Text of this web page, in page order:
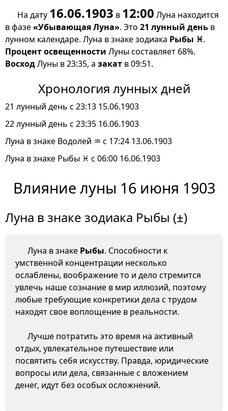
На дату 16.06.1903 в 12:00 Луна находится
в фазе«Убывающая Луна». Это 21 лунный день в
лунном календаре. Луна в знаке зодиака Рыбы ♓.
Процент освещенности Луны составляет 68%.
ВосходЛуны в 23:35, а закат в 09:51.
Хронология лунных дней
21 лунный день с 23:13 15.06.1903
22 лунный день с 23:35 16.06.1903
Луна в знаке Водолей ♒ с 17:24 13.06.1903
Луна в знаке Рыбы ♓ с 06:00 16.06.1903
Влияние луны 16 июня 1903
Луна в знаке зодиака Рыбы (±)
Луна в знаке Рыбы. Способности к
умственной концентрации несколько
ослаблены, воображение то и дело стремится
увлечь наше сознание в мир иллюзий, поэтому
любые требующие конкретики дела с трудом
находят свое воплощение в реальности.
Лучше потратить это время на активный
отдых, увлекательное путешествие или
посвятить себя искусству. Правда, юридические
вопросы или дела, связанные с вложением
денег, идут без особых осложнений.